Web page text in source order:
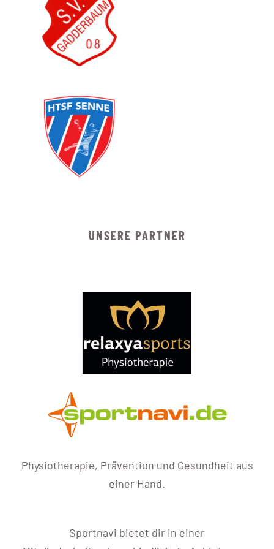
UNSERE PARTNER
Physiotherapie, Prävention und Gesundheit aus
einer Hand.
Sportnavi bietet dir in einer